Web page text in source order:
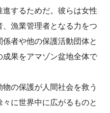
するためだ。彼らは女性
漁業管理者となる力をつ
者や他の保護活動団体と
成果をアマゾン盆地全体で
の保護が人間社会を救う
に世界中に広がるものと